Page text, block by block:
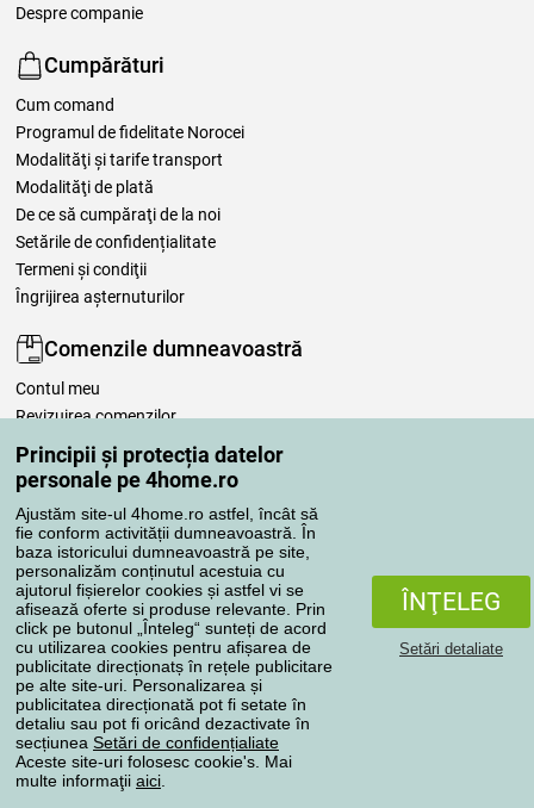
Principii și protecția datelor
personale pe 4home.ro
Ajustăm site-ul 4home.ro astfel, încât să
fie conform activității dumneavoastră. În
baza istoricului dumneavoastră pe site,
personalizăm conținutul acestuia cu
ajutorul fișierelor cookies și astfel vi se
afisează oferte si produse relevante. Prin
click pe butonul „Înteleg“ sunteți de acord
cu utilizarea cookies pentru afișarea de
publicitate direcționatș în rețele publicitare
pe alte site-uri. Personalizarea și
publicitatea direcționată pot fi setate în
detaliu sau pot fi oricând dezactivate în
secțiunea Setări de confidențialiate
Aceste site-uri folosesc cookie's. Mai
multe informaţii aici
ÎNŢELEG
Setări detaliate
Despre companie
Cumpărături
Cum comand
Programul de fidelitate Norocei
Modalităţi şi tarife transport
Modalităţi de plată
De ce să cumpăraţi de la noi
Setările de confidențialitate
Termeni şi condiţii
Îngrijirea așternuturilor
Comenzile dumneavoastră
Contul meu
Revizuirea comenzilor
Reclamaţii
Retragere de la contract
Regulile de procesare a recenziilor
Metode de transport
Metode de plată
Magazin de încredere